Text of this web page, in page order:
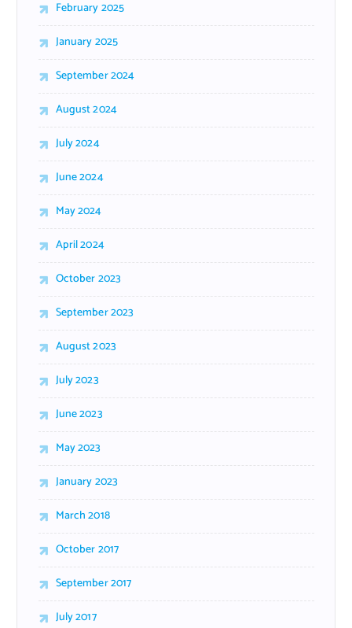
February 2025
January 2025
September 2024
August 2024
July 2024
June 2024
May 2024
April 2024
October 2023
September 2023
August 2023
July 2023
June 2023
May 2023
January 2023
March 2018
October 2017
September 2017
July 2017